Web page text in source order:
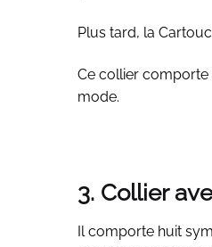
Plus tard, la
Ce collier comporte
mode.
3. Collier
Il comporte huit